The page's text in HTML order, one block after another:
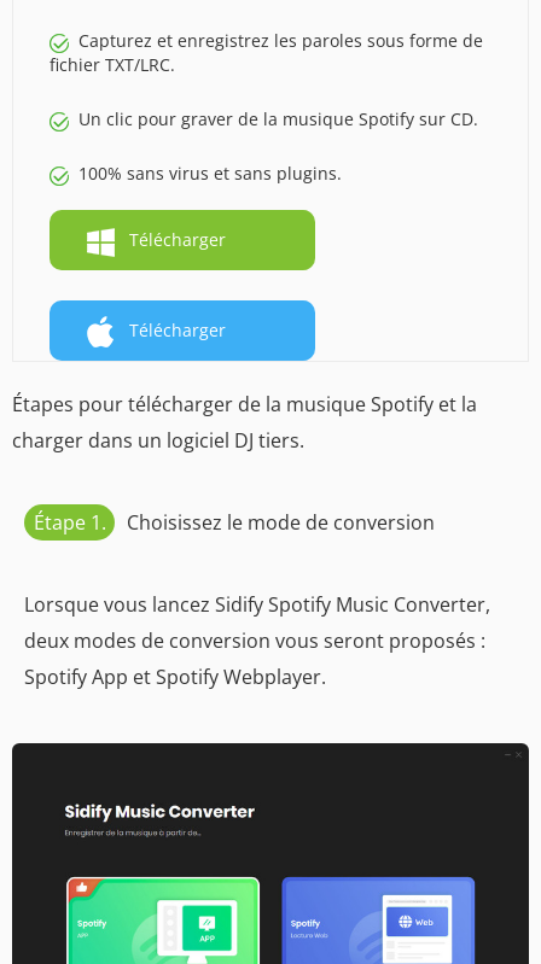
Capturez et enregistrez les paroles sous forme de
fichier TXT/LRC.
Un clic pour graver de la musique Spotify sur CD.
100% sans virus et sans plugins.
Télécharger
Télécharger
Étapes pour télécharger de la musique Spotify et la
charger dans un logiciel DJ tiers.
Étape 1. Choisissez le mode de conversion
Lorsque vous lancez Sidify Spotify Music Converter,
deux modes de conversion vous seront proposés :
Spotify App et Spotify Webplayer.